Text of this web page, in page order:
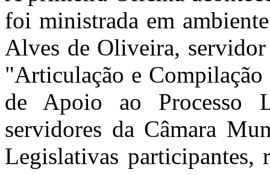
foi ministrada em
Alves de Oliveira,
"Articulação e Compilação
de Apoio ao Processo
servidores da Câmara
Legislativas participantes,